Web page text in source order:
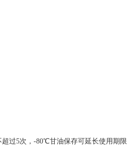
超过5次，-80℃甘油保存可延长使用期限